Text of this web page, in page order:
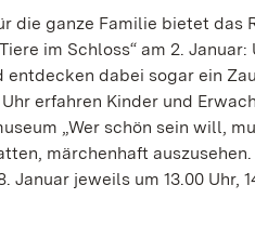
die ganze Familie bietet
im Schloss“ am 2.
entdecken dabei sogar ein
erfahren Kinder und
„Wer schön sein will,
märchenhaft
jeweils um 13.00 Uhr,